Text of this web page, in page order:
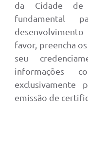
da Cidade de
fundamental
favor, preencha
seu
informações
exclusivamente
emissão de